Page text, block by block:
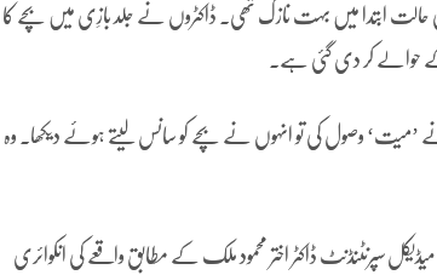
کی حالت ابتدا میں بہت نازک تھی۔ ڈاکٹروں نے جلد بازِی میں بچے کا
کے حوالے کر دی گئی ہے۔
نے ’میت‘ وصول کی تو انہوں نے بچے کو سانس لیتے ہوئے دیکھا۔ وہ
میڈیکل سپرنٹنڈنٹ ڈاکٹر اختر محمود ملک کے مطابق واقعے کی انکوائری